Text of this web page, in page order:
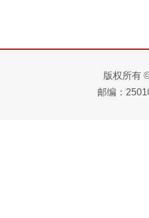
版权所有
邮编：